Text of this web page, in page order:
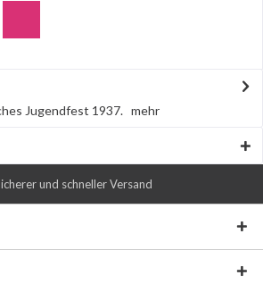
Jugendfest 1937. mehr
und schneller Versand